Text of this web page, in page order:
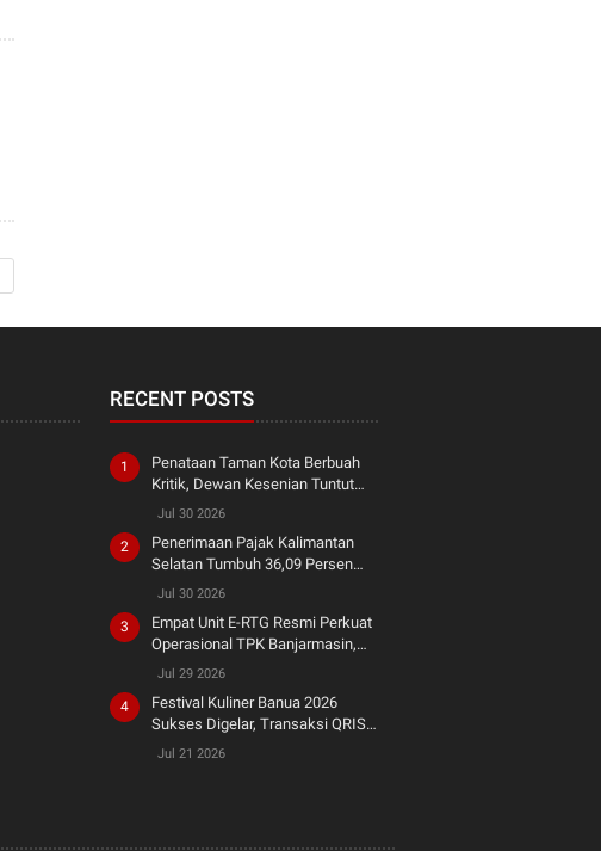
RECENT POSTS
Penataan Taman Kota Berbuah
Kritik, Dewan Kesenian Tuntut
Penghormatan terhadap Warisan
Jul 30 2026
Penerimaan Pajak Kalimantan
Selatan Tumbuh 36,09 Persen
hingga Semester I 2026
Jul 30 2026
Empat Unit E-RTG Resmi Perkuat
Operasional TPK Banjarmasin,
Tingkatkan Produktivitas Bongkar
Jul 29 2026
Festival Kuliner Banua 2026
Sukses Digelar, Transaksi QRIS
Tembus Rp200 Juta
Jul 21 2026